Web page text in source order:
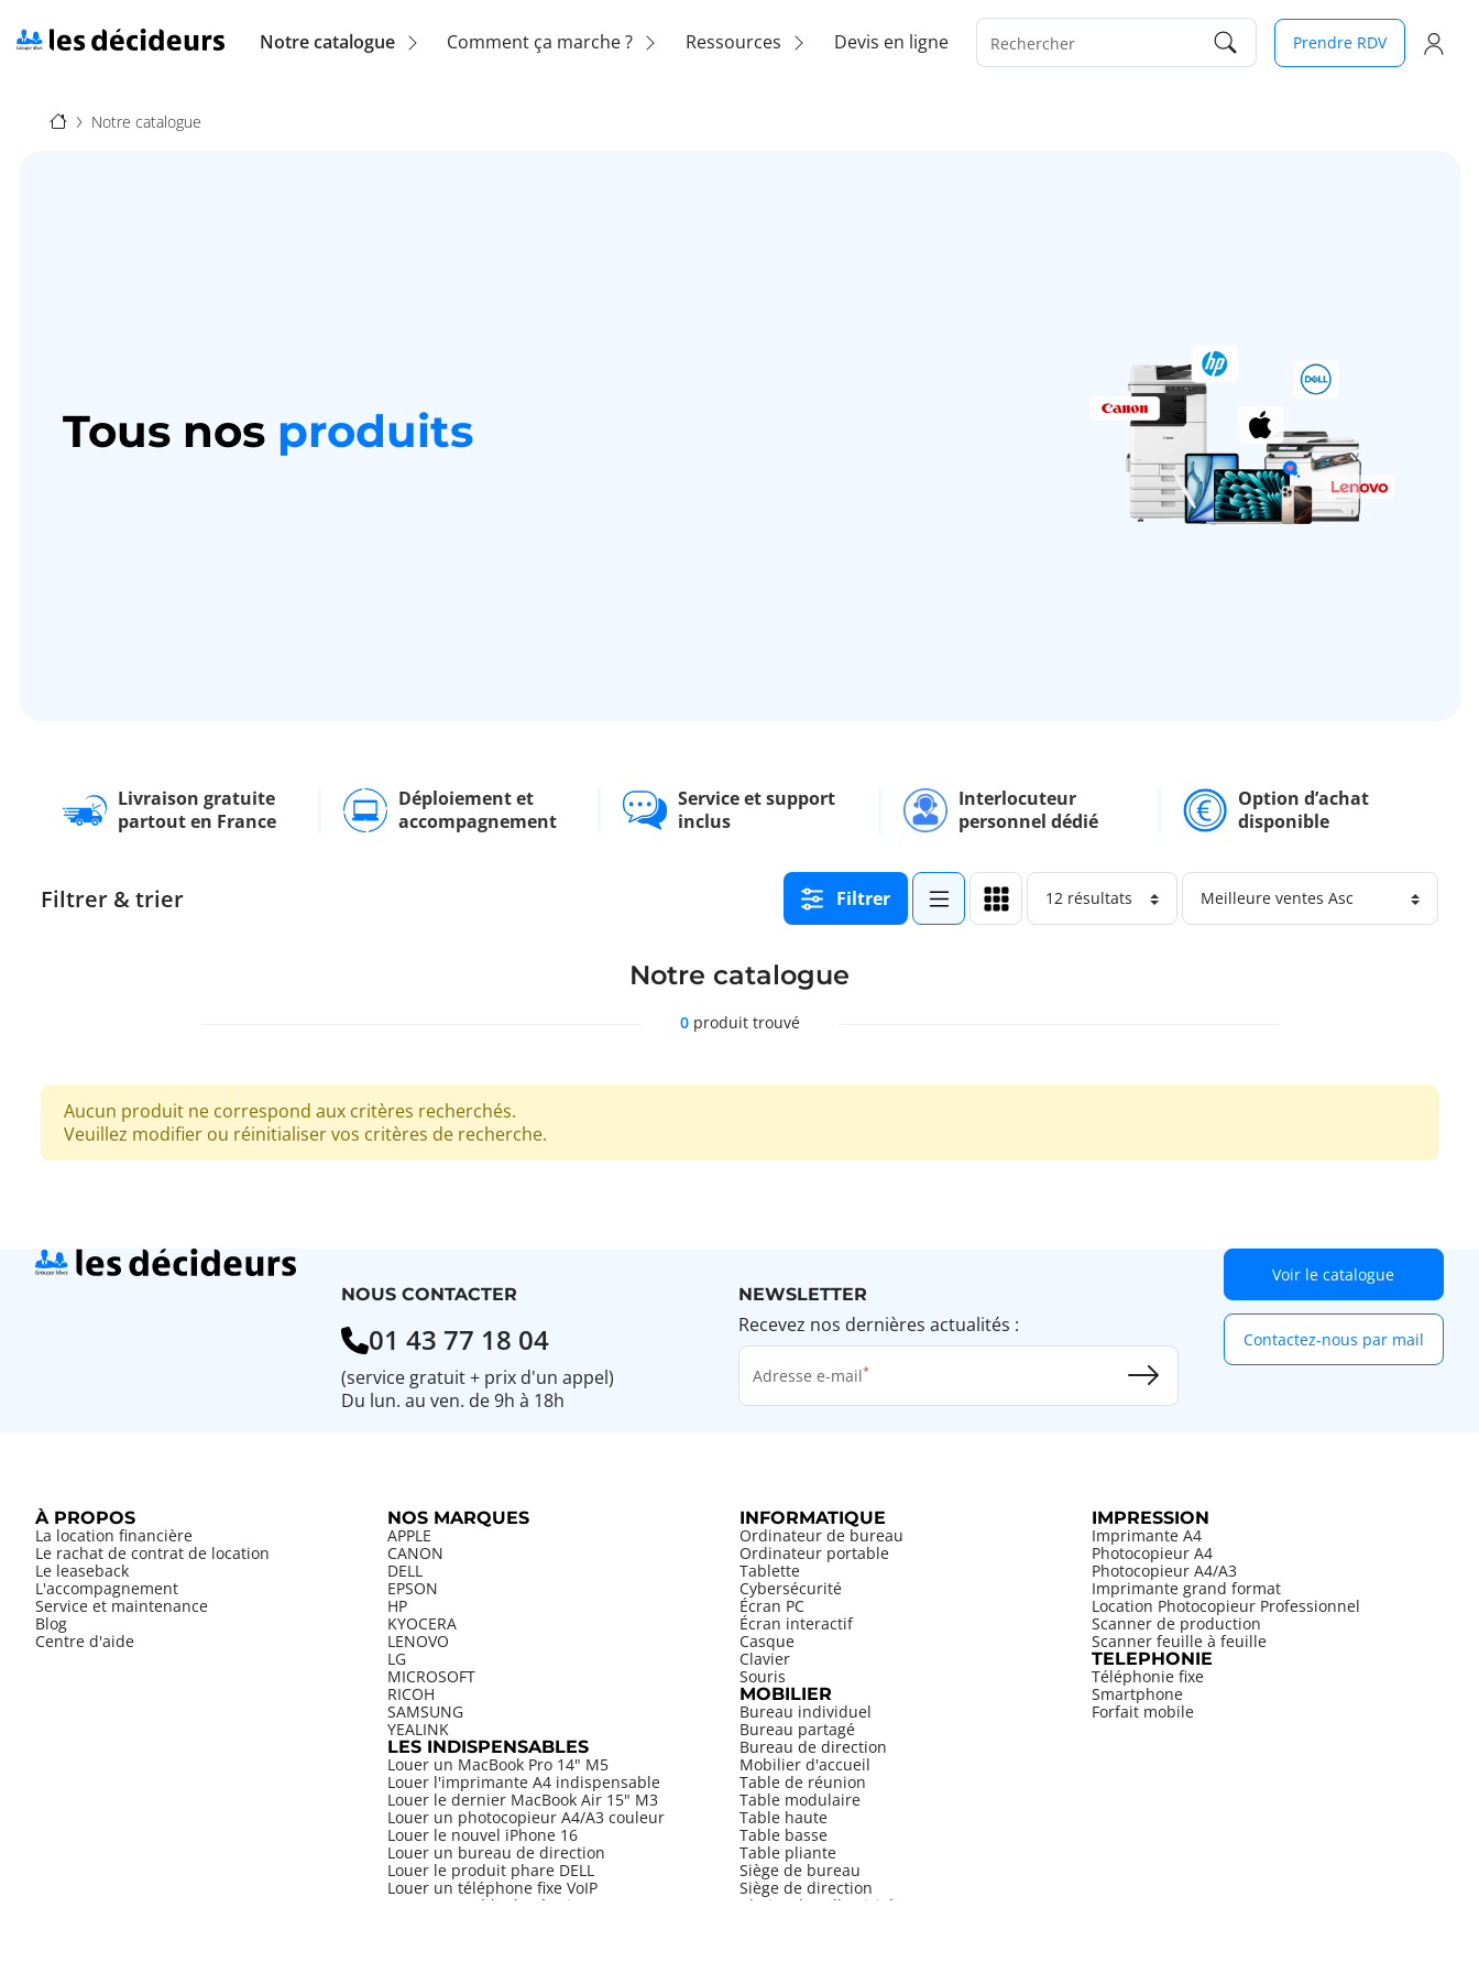
au
contenu
Navigation
Notre catalogue Comment ça marche ? Ressources Devis en ligne Rechercher Prendre RDV
Fil
Notre catalogue
Tous nos produits
Livraison gratuite
partout en France
Déploiement et
accompagnement
Service et support
inclus
Interlocuteur
personnel dédié
Option d’achat
disponible
Filtrer & trier Filtrer
Notre catalogue
0produit trouvé
Aucun produit ne correspond aux critères recherchés.
Veuillez modifier ou réinitialiser vos critères de recherche.
NOUS CONTACTER
01 43 77 18 04
(service gratuit + prix d'un appel)
Du lun. au ven. de 9h à 18h
NEWSLETTER
Recevez nos dernières actualités :
Adresse e-mail
Voir le catalogue
Contactez-nous par mail
À PROPOS
La location financière
Le rachat de contrat de location
Le leaseback
L'accompagnement
Service et maintenance
Blog
Centre d'aide
NOS MARQUES
APPLE
CANON
DELL
EPSON
HP
KYOCERA
LENOVO
LG
MICROSOFT
RICOH
SAMSUNG
YEALINK
LES INDISPENSABLES
Louer un MacBook Pro 14" M5
Louer l'imprimante A4 indispensable
Louer le dernier MacBook Air 15" M3
Louer un photocopieur A4/A3 couleur
Louer le nouvel iPhone 16
Louer un bureau de direction
Louer le produit phare DELL
Louer un téléphone fixe VoIP
Louer une table de réunion
INFORMATIQUE
Ordinateur de bureau
Ordinateur portable
Tablette
Cybersécurité
Écran PC
Écran interactif
Casque
Clavier
Souris
MOBILIER
Bureau individuel
Bureau partagé
Bureau de direction
Mobilier d'accueil
Table de réunion
Table modulaire
Table haute
Table basse
Table pliante
Siège de bureau
Siège de direction
Chaise de collectivité
IMPRESSION
Imprimante A4
Photocopieur A4
Photocopieur A4/A3
Imprimante grand format
Location Photocopieur Professionnel
Scanner de production
Scanner feuille à feuille
TELEPHONIE
Téléphonie fixe
Smartphone
Forfait mobile